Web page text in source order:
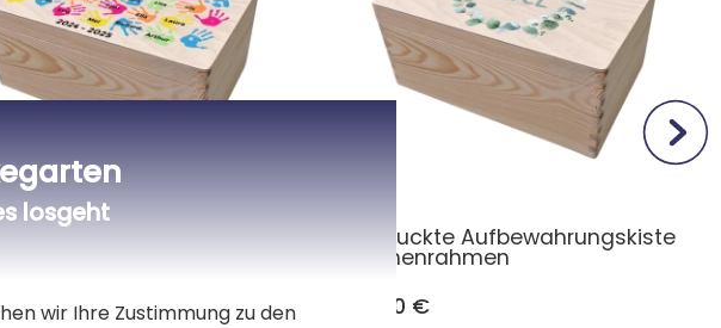
€
Bedruckte Aufbewahrungskiste
Blumenrahmen
26,90 €
losgeht
wir Ihre Zustimmung zu den